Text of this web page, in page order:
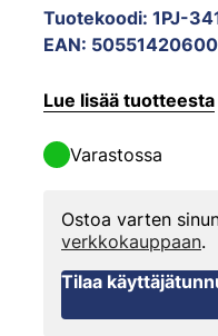
Tuotekoodi: 1PJ-
EAN:
Lue lisää tuotteesta
Varastossa
Ostoa varten
verkkokauppaan.
Tilaa